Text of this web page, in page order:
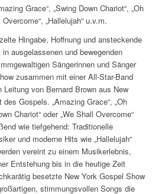
Grace“, „Swing Down Chariot“, „Oh
„Hallelujah“ u.v.m.
Hingabe, Hoffnung und ansteckende
ausgelassenen und bewegenden
Sängerinnen und Sänger
zusammen mit einer All-Star-Band
von Bernard Brown aus New
Gospels. „Amazing Grace“, „Oh
Chariot“ oder „We Shall Overcome“
wie tiefgehend: Traditionelle
und moderne Hits wie „Hallelujah“
vereint zu einem Musikerlebnis,
Entstehung bis in die heutige Zeit
besetzte New York Gospel Show
stimmungsvollen Songs die